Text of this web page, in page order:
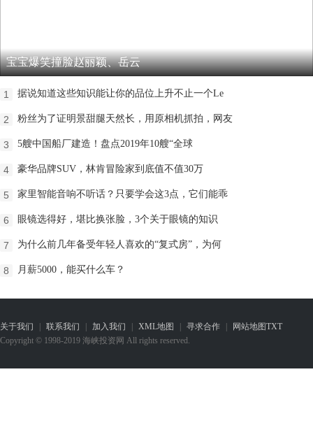
宝宝爆笑撞脸赵丽颖、岳云
1 据说知道这些知识能让你的品位上升不止一个Le
2 粉丝为了证明景甜腿天然长，用原相机抓拍，网友
3 5艘中国船厂建造！盘点2019年10艘“全球
4 豪华品牌SUV，林肯冒险家到底值不值30万
5 家里智能音响不听话？只要学会这3点，它们能乖
6 ​眼镜选得好，堪比换张脸，3个关于眼镜的知识
7 为什么前几年备受年轻人喜欢的“复式房”，为何
8 月薪5000，能买什么车？
关于我们 联系我们 加入我们 XML地图 寻求合作 网站地图TXT
Copyright © 1998-2019 海峡投资网 All rights reserved.